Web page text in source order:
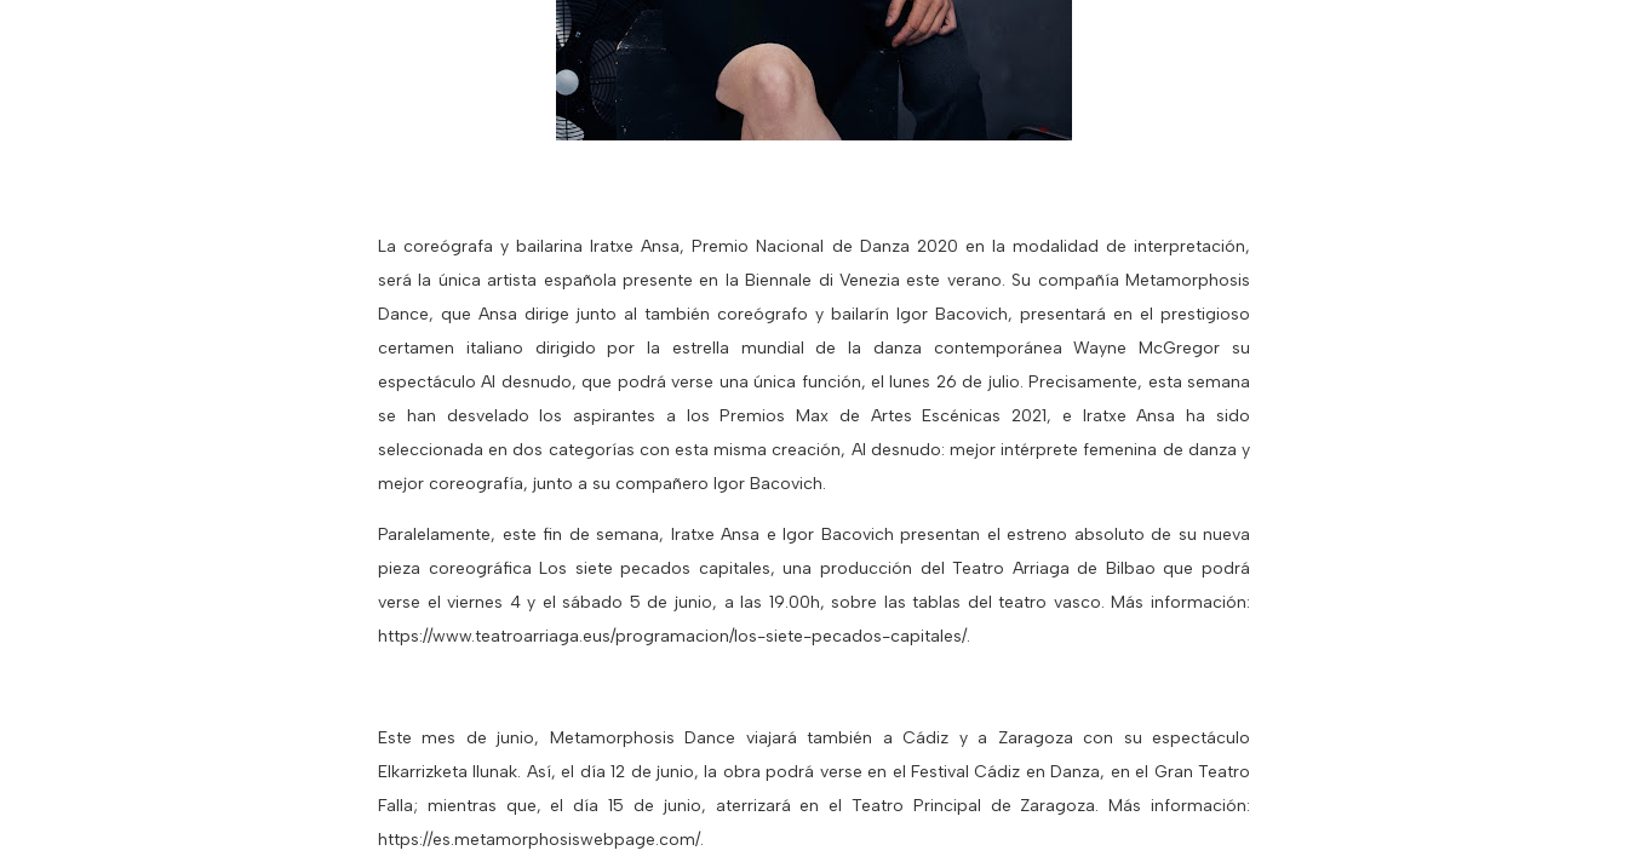
La coreógrafa y bailarina Iratxe Ansa, Premio Nacional de Danza 2020 en la modalidad de interpretación,
será la única artista española presente en la Biennale di Venezia este verano. Su compañía Metamorphosis
Dance, que Ansa dirige junto al también coreógrafo y bailarín Igor Bacovich, presentará en el prestigioso
certamen italiano dirigido por la estrella mundial de la danza contemporánea Wayne McGregor su
espectáculo Al desnudo, que podrá verse una única función, el lunes 26 de julio. Precisamente, esta semana
se han desvelado los aspirantes a los Premios Max de Artes Escénicas 2021, e Iratxe Ansa ha sido
seleccionada en dos categorías con esta misma creación, Al desnudo: mejor intérprete femenina de danza y
mejor coreografía, junto a su compañero Igor Bacovich.
Paralelamente, este fin de semana, Iratxe Ansa e Igor Bacovich presentan el estreno absoluto de su nueva
pieza coreográfica Los siete pecados capitales, una producción del Teatro Arriaga de Bilbao que podrá
verse el viernes 4 y el sábado 5 de junio, a las 19.00h, sobre las tablas del teatro vasco. Más información:
https://www.teatroarriaga.eus/programacion/los-siete-pecados-capitales/.
Este mes de junio, Metamorphosis Dance viajará también a Cádiz y a Zaragoza con su espectáculo
Elkarrizketa Ilunak. Así, el día 12 de junio, la obra podrá verse en el Festival Cádiz en Danza, en el Gran Teatro
Falla; mientras que, el día 15 de junio, aterrizará en el Teatro Principal de Zaragoza. Más información:
https://es.metamorphosiswebpage.com/.